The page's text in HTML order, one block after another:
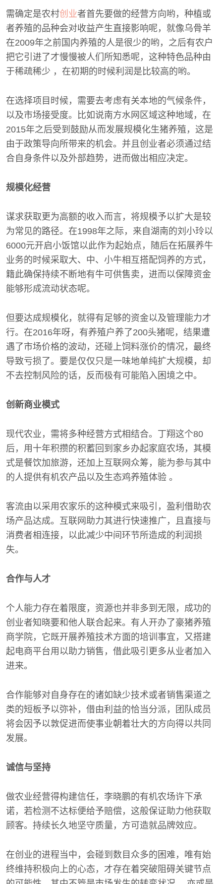
需确定是农村创业者首先要做的经营方向哟，种植或
者养殖的品种会对收益产生直接影响呢，就像乌骨羊
在2009年之前国内养殖的人是很少的哟，之后有农户
把它引进了才慢慢被人们所知悉呢，这种特色品种由
于稀疏稀少 ，在初期的时候利润是比较高的哟。
在选择项目时候，需要去考虑有关本地的气候条件，
以及市场接受度。比如说南方水网区域这种地域，在
2015年之后受到鼓励从而发展规模化生猪养殖，这是
由于政策导向所带来的机会。并且创业者必须通过结
合自身条件以及外部趋势，进而做出相应决定。
规模化经营
谋求获取更为高额的收入而言，将规模予以扩大是较
为常见的路径。在1998年之际，来自湖南的刘小玲以
6000元开启小饭馆以此作为起始点，随后在拓展养牛
业务的时候采取大、中、小牛相互搭配饲养的方式，
籍此确保持续不断地有牛可供售卖，进而以保障资金
能够形成流动状态呢。
但要达成规模化，就得有足够的资金以及管理能力才
行。在2016年呀，有养殖户养了200头猪呢，结果遭
遇了市场价格的波动，还碰上饲料涨价的情况，最终
导致亏损了。要是仅仅只是一味地单纯扩大规模，却
不去控制风险的话，反而极有可能陷入困境之中。
创新商业模式
现代农业，需将多种经营方式相结合。丁翔这个80
后，用十年积攒的积蓄回到家乡办起家庭农场，其模
式是餐饮加旅游，还加上互联网众筹，能为参与其中
的人提供有机农产品以及生态鸡养殖体验 。
客流由以采用农家乐的这种模式来吸引，盈利借助农
场产品达成。互联网助力其进行快速推广，且直接与
消费者相连接，以此减少中间环节所造成的利润损
失。
合作与人才
个人能力存在着限度，资源也并非多到无限，成功的
创业者知晓要和他人联合起来。有人开办了豪猪养殖
商学院，它既开展养殖技术方面的培训事宜，又搭建
起电商平台用以助力销售，借此吸引更多从业者加入
进来。
合作能够对自身存在的诸如缺少技术或者销售渠道之
类的短板予以弥补，借由利益的恰当分派，团队成员
将会因予以敦促进而使事业朝着壮大的方向得以共同
发展。
诚信与坚持
做农业经营得构建信任，李晓鹏的有机农场许下承
诺，若检测不达标便给予赔偿，这般保证助力他获取
顾客。持续长久地坚守质量，方可造就品牌效应。
在创业的进程当中，会碰到数目众多的困难，唯有始
终维持积极向上的心态，才存在着突破阻碍关键节点